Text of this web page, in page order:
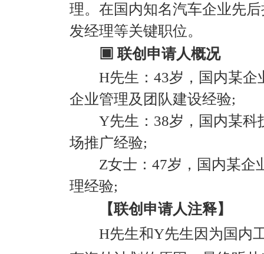
理。在国内知名汽车企业先
发经理等关键职位。
▣ 联创申请人概况
H先生：43岁，国内某企
企业管理及团队建设经验;
Y先生：38岁，国内某科
场推广经验;
Z女士：47岁，国内某企
理经验;
【联创申请人注释】
H先生和Y先生因为国内工